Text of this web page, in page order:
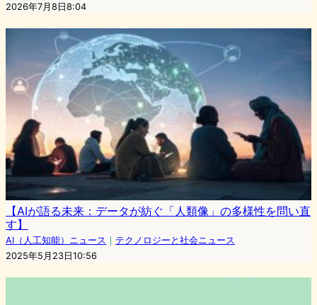
2026年7月8日8:04
【AIが語る未来：データが紡ぐ「人類像」の多様性を問い直
す】
AI（人工知能）ニュース ｜ テクノロジーと社会ニュース
2025年5月23日10:56